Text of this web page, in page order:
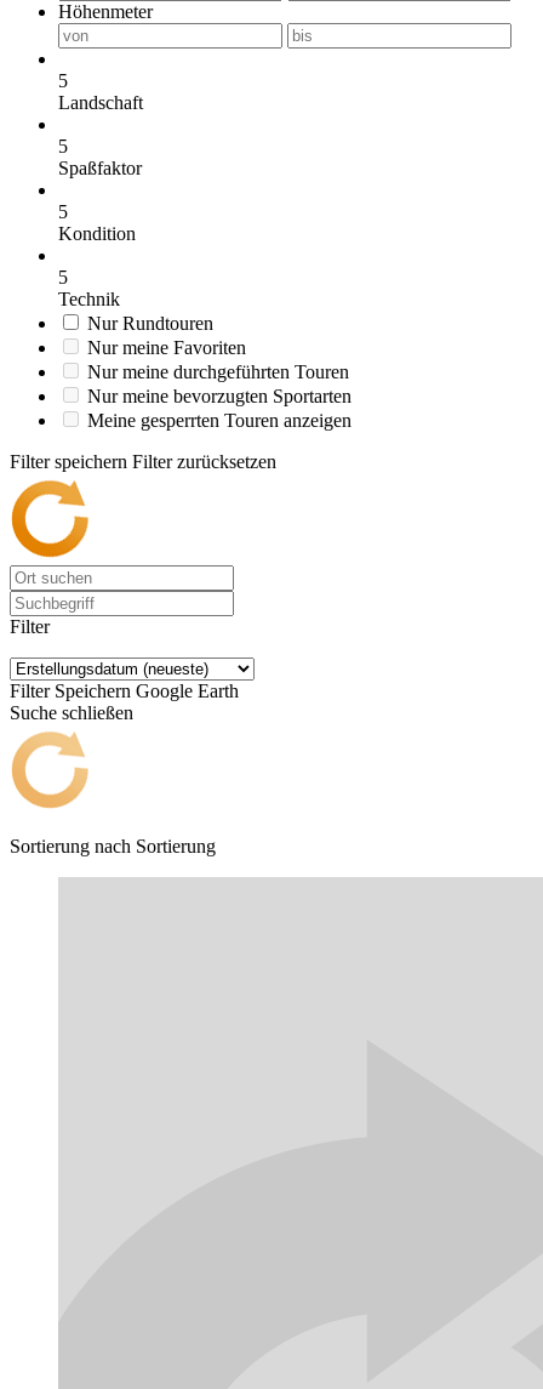
Höhenmeter
5
Landschaft
5
Spaßfaktor
5
Kondition
5
Technik
Nur Rundtouren
Nur meine Favoriten
Nur meine durchgeführten Touren
Nur meine bevorzugten Sportarten
Meine gesperrten Touren anzeigen
Filter speichern Filter zurücksetzen
Filter
Filter Speichern Google Earth
Suche schließen
Sortierung nach Sortierung